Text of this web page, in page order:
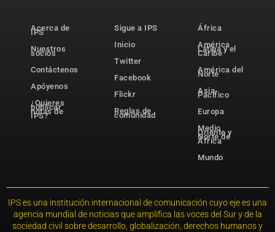
Acerca de
IPS
Nuestros
socios
Contáctenos
Apóyenos
¿Quieres
publicar
notas de
IPS?
Sigue a IPS
Inicio
Twitter
Facebook
Flickr
Reglas de
comunidad
África
América
Latina y el
Caribe
América del
Norte
Asia-
Pacífico
Europa
Medio
Oriente y
Norte de
África
Mundo
IPS es una institución internacional de comunicación cuyo eje es una
agencia mundial de noticias que amplifica las voces del Sur y de la
sociedad civil sobre desarrollo, globalización, derechos humanos y